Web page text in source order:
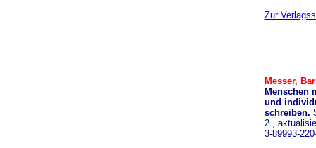
Zur
Messer,
Menschen
und
schreiben.
2.,
3-89993-